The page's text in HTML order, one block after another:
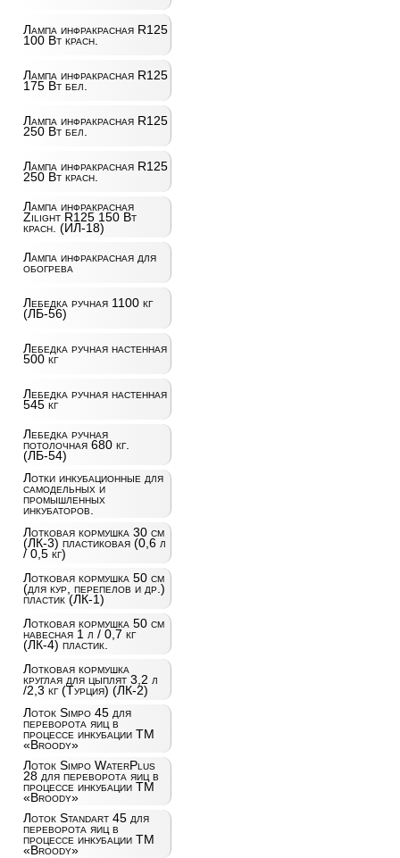
Лампа инфракрасная R125
100 Вт красн.
Лампа инфракрасная R125
175 Вт бел.
Лампа инфракрасная R125
250 Вт бел.
Лампа инфракрасная R125
250 Вт красн.
Лампа инфракрасная
Zilight R125 150 Вт
красн. (ИЛ-18)
Лампа инфракрасная для
обогрева
Лебедка ручная 1100 кг
(ЛБ-56)
Лебедка ручная настенная
500 кг
Лебедка ручная настенная
545 кг
Лебедка ручная
потолочная 680 кг.
(ЛБ-54)
Лотки инкубационные для
самодельных и
промышленных
инкубаторов.
Лотковая кормушка 30 см
(ЛК-3) пластиковая (0,6 л
/ 0,5 кг)
Лотковая кормушка 50 см
(для кур, перепелов и др.)
пластик (ЛК-1)
Лотковая кормушка 50 см
навесная 1 л / 0,7 кг
(ЛК-4) пластик.
Лотковая кормушка
круглая для цыплят 3,2 л
/2,3 кг (Турция) (ЛК-2)
Лоток Simpo 45 для
переворота яиц в
процессе инкубации ТМ
«Broody»
Лоток Simpo WaterPlus
28 для переворота яиц в
процессе инкубации ТМ
«Broody»
Лоток Standart 45 для
переворота яиц в
процессе инкубации ТМ
«Broody»